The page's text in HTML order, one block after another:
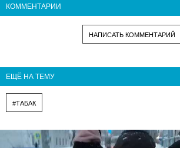
КОММЕНТАРИИ
НАПИСАТЬ КОММЕНТАРИЙ
ЕЩЁ НА ТЕМУ
#ТАБАК